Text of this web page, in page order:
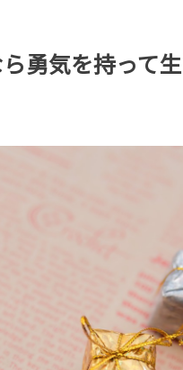
勇気を持って